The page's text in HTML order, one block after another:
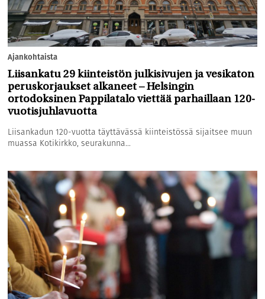
Ajankohtaista
Liisankatu 29 kiinteistön julkisivujen ja vesikaton
peruskorjaukset alkaneet – Helsingin
ortodoksinen Pappilatalo viettää parhaillaan 120-
vuotisjuhlavuotta
Liisankadun 120-vuotta täyttävässä kiinteistössä sijaitsee muun
muassa Kotikirkko, seurakunna...